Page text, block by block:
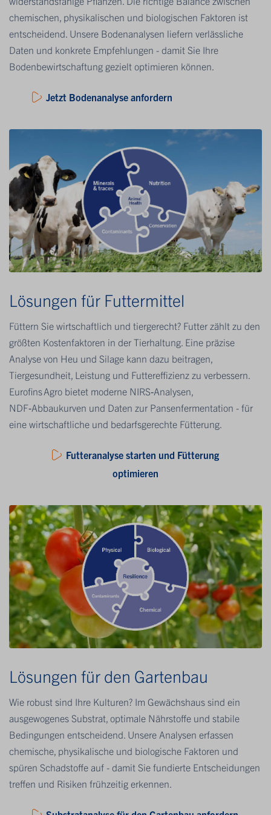
chemischen, physikalischen und biologischen Faktoren ist
entscheidend. Unsere Bodenanalysen liefern verlässliche
Daten und konkrete Empfehlungen - damit Sie Ihre
Bodenbewirtschaftung gezielt optimieren können.
Jetzt Bodenanalyse anfordern
Lösungen für Futtermittel
Füttern Sie wirtschaftlich und tiergerecht? Futter zählt zu den
größten Kostenfaktoren in der Tierhaltung. Eine präzise
Analyse von Heu und Silage kann dazu beitragen,
Tiergesundheit, Leistung und Futtereffizienz zu verbessern.
Eurofins Agro bietet moderne NIRS‑Analysen,
NDF‑Abbaukurven und Daten zur Pansenfermentation - für
eine wirtschaftliche und bedarfsgerechte Fütterung.
Futteranalyse starten und Fütterung
optimieren
Lösungen für den Gartenbau
Wie robust sind Ihre Kulturen? Im Gewächshaus sind ein
ausgewogenes Substrat, optimale Nährstoffe und stabile
Bedingungen entscheidend. Unsere Analysen erfassen
chemische, physikalische und biologische Faktoren und
spüren Schadstoffe auf - damit Sie fundierte Entscheidungen
treffen und Risiken frühzeitig erkennen.